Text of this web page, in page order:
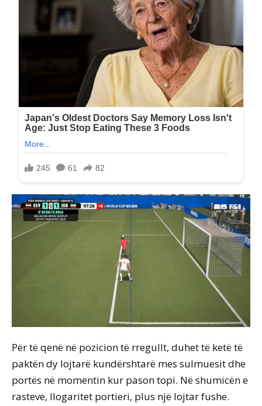
Për të qenë në pozicion të rregullt, duhet të ketë të
paktën dy lojtarë kundërshtarë mes sulmuesit dhe
portës në momentin kur pason topi. Në shumicën e
rasteve, llogaritet portieri, plus një lojtar fushe.